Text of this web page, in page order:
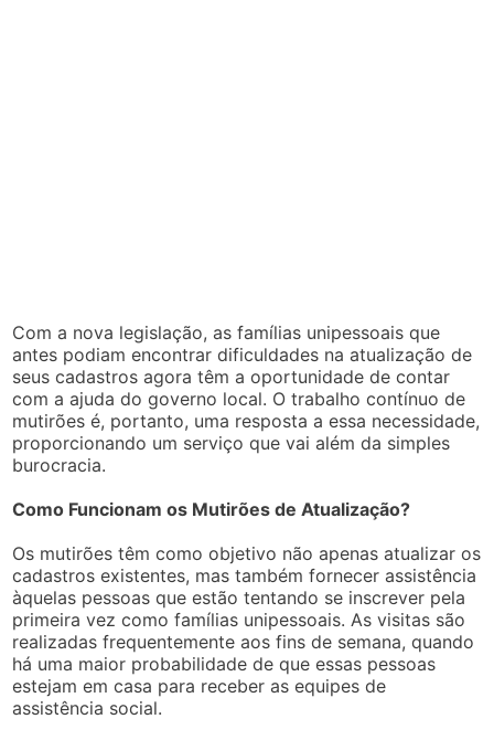
Com a nova legislação, as famílias unipessoais que
antes podiam encontrar dificuldades na atualização de
seus cadastros agora têm a oportunidade de contar
com a ajuda do governo local. O trabalho contínuo de
mutirões é, portanto, uma resposta a essa necessidade,
proporcionando um serviço que vai além da simples
burocracia.
Como Funcionam os Mutirões de Atualização?
Os mutirões têm como objetivo não apenas atualizar os
cadastros existentes, mas também fornecer assistência
àquelas pessoas que estão tentando se inscrever pela
primeira vez como famílias unipessoais. As visitas são
realizadas frequentemente aos fins de semana, quando
há uma maior probabilidade de que essas pessoas
estejam em casa para receber as equipes de
assistência social.